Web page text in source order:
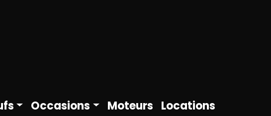
Occasions Moteurs Locations